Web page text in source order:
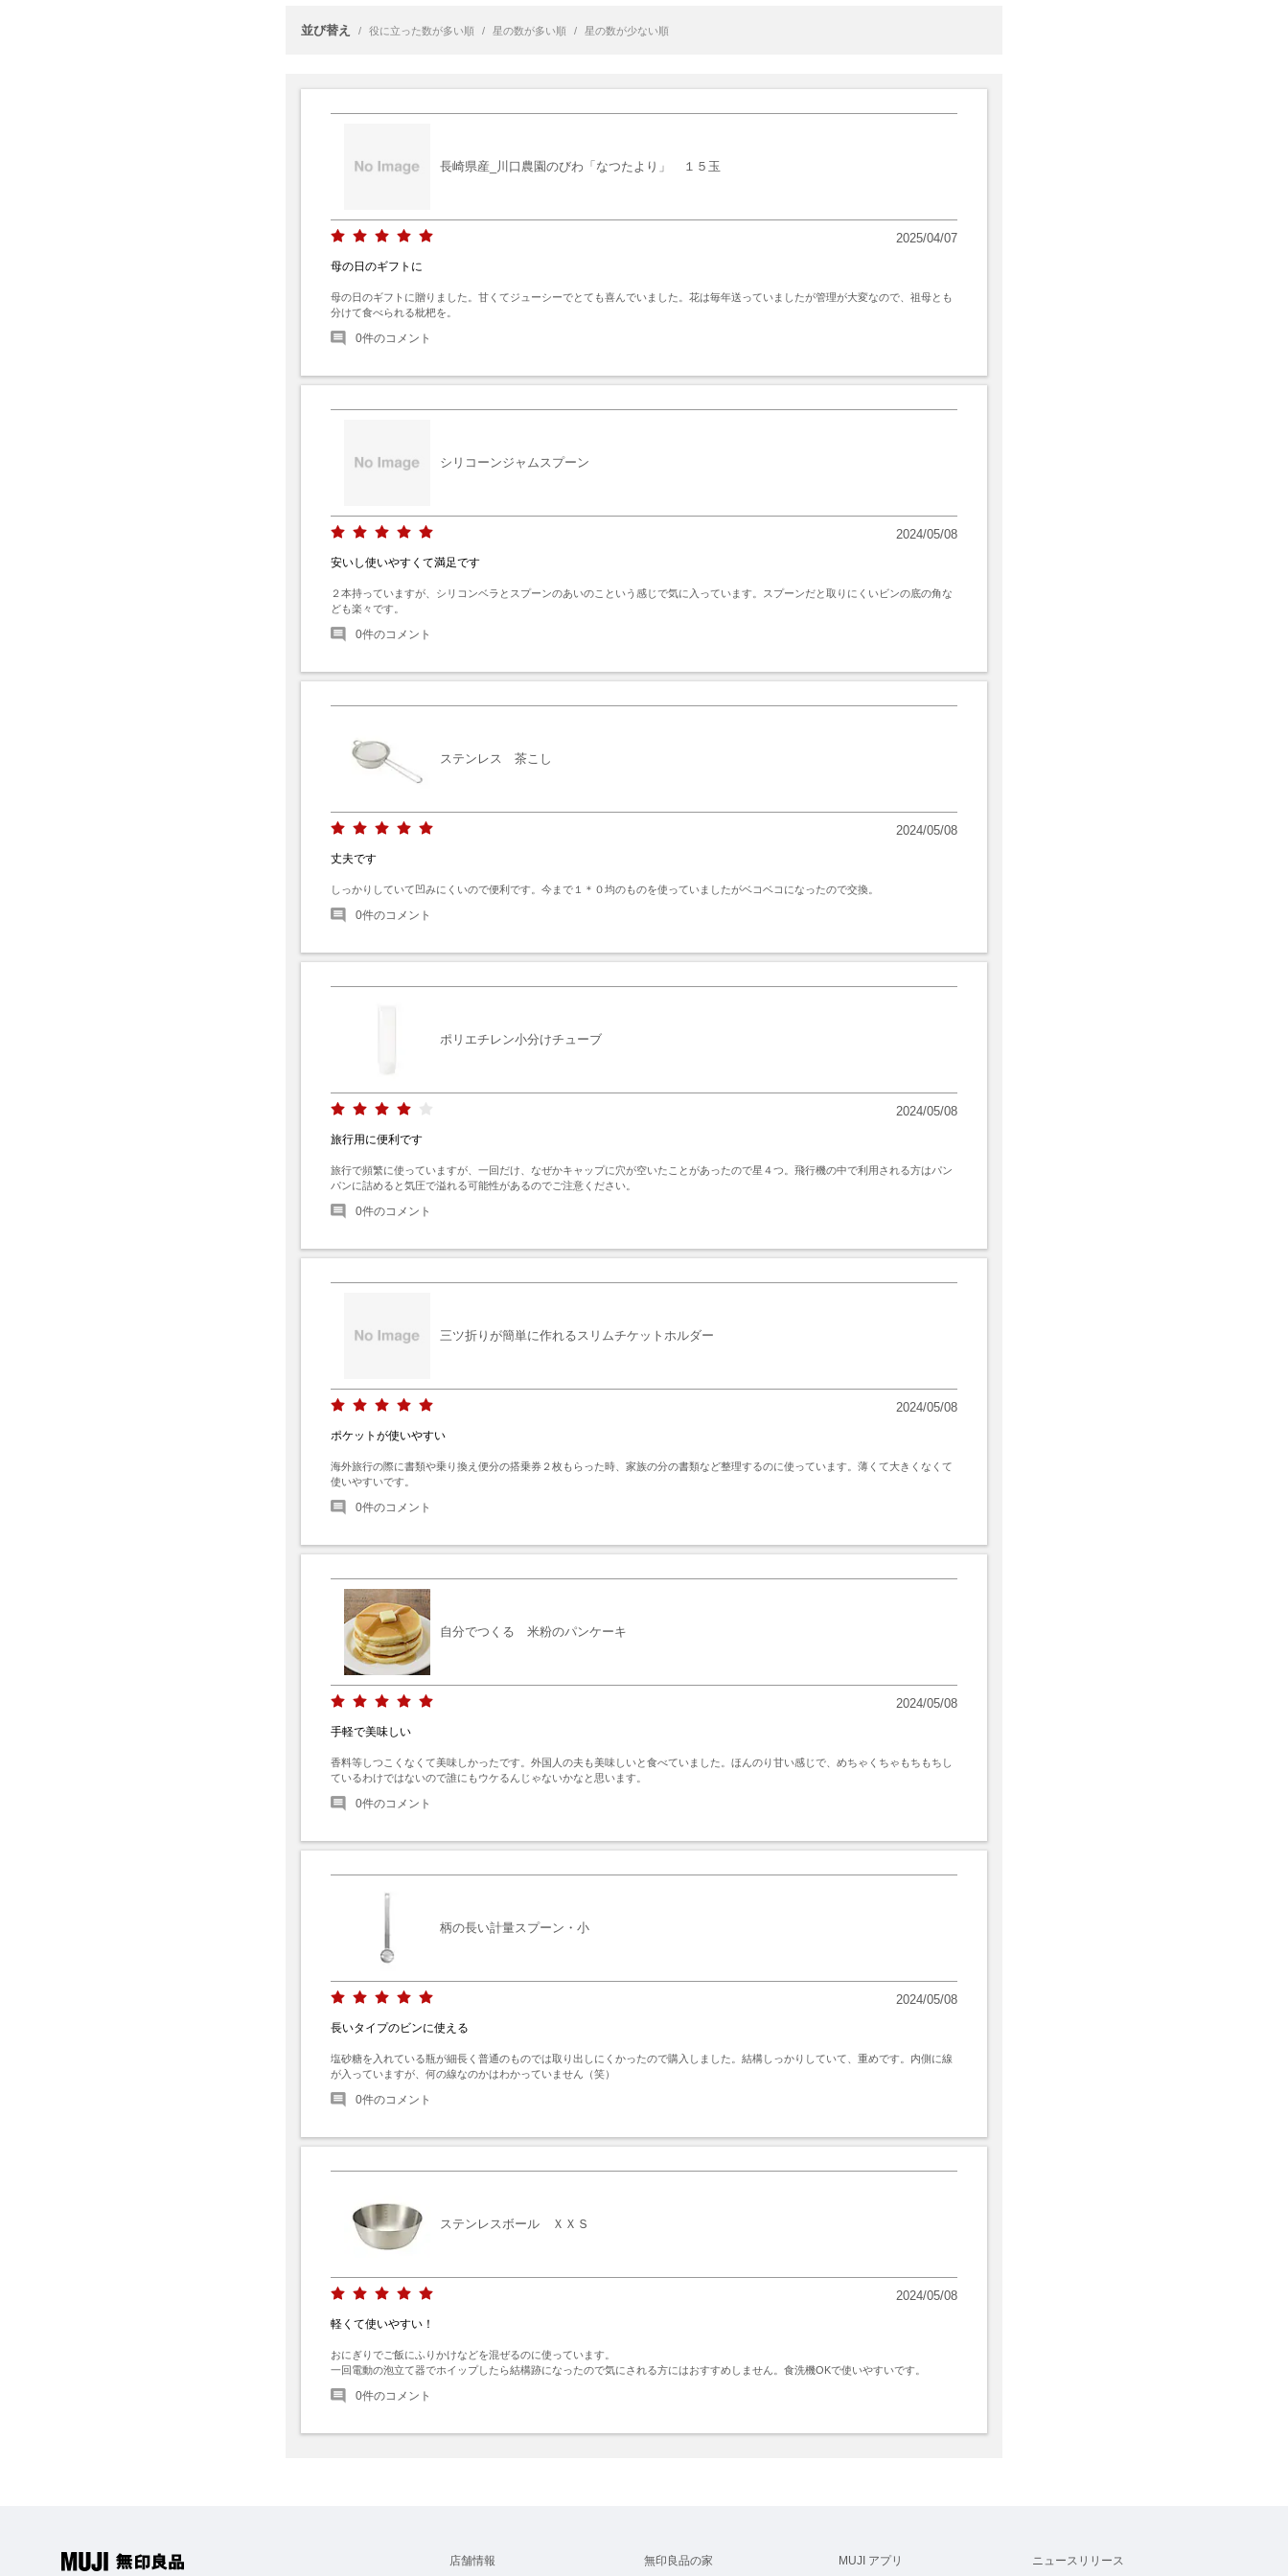
並び替え / 役に立った数が多い順 / 星の数が多い順 / 星の数が少ない順
長崎県産_川口農園のびわ「なつたより」 １５玉
2025/04/07
母の日のギフトに
母の日のギフトに贈りました。甘くてジューシーでとても喜んでいました。花は毎年送っていましたが管理が大変なので、祖母とも
分けて食べられる枇杷を。
0件のコメント
シリコーンジャムスプーン
2024/05/08
安いし使いやすくて満足です
２本持っていますが、シリコンベラとスプーンのあいのこという感じで気に入っています。スプーンだと取りにくいビンの底の角な
ども楽々です。
0件のコメント
ステンレス 茶こし
2024/05/08
丈夫です
しっかりしていて凹みにくいので便利です。今まで１＊０均のものを使っていましたがベコベコになったので交換。
0件のコメント
ポリエチレン小分けチューブ
2024/05/08
旅行用に便利です
旅行で頻繁に使っていますが、一回だけ、なぜかキャップに穴が空いたことがあったので星４つ。飛行機の中で利用される方はパン
パンに詰めると気圧で溢れる可能性があるのでご注意ください。
0件のコメント
三ツ折りが簡単に作れるスリムチケットホルダー
2024/05/08
ポケットが使いやすい
海外旅行の際に書類や乗り換え便分の搭乗券２枚もらった時、家族の分の書類など整理するのに使っています。薄くて大きくなくて
使いやすいです。
0件のコメント
自分でつくる 米粉のパンケーキ
2024/05/08
手軽で美味しい
香料等しつこくなくて美味しかったです。外国人の夫も美味しいと食べていました。ほんのり甘い感じで、めちゃくちゃもちもちし
ているわけではないので誰にもウケるんじゃないかなと思います。
0件のコメント
柄の長い計量スプーン・小
2024/05/08
長いタイプのビンに使える
塩砂糖を入れている瓶が細長く普通のものでは取り出しにくかったので購入しました。結構しっかりしていて、重めです。内側に線
が入っていますが、何の線なのかはわかっていません（笑）
0件のコメント
ステンレスボール ＸＸＳ
2024/05/08
軽くて使いやすい！
おにぎりでご飯にふりかけなどを混ぜるのに使っています。
一回電動の泡立て器でホイップしたら結構跡になったので気にされる方にはおすすめしません。食洗機OKで使いやすいです。
0件のコメント
店舗情報 無印良品の家 MUJI アプリ ニュースリリース